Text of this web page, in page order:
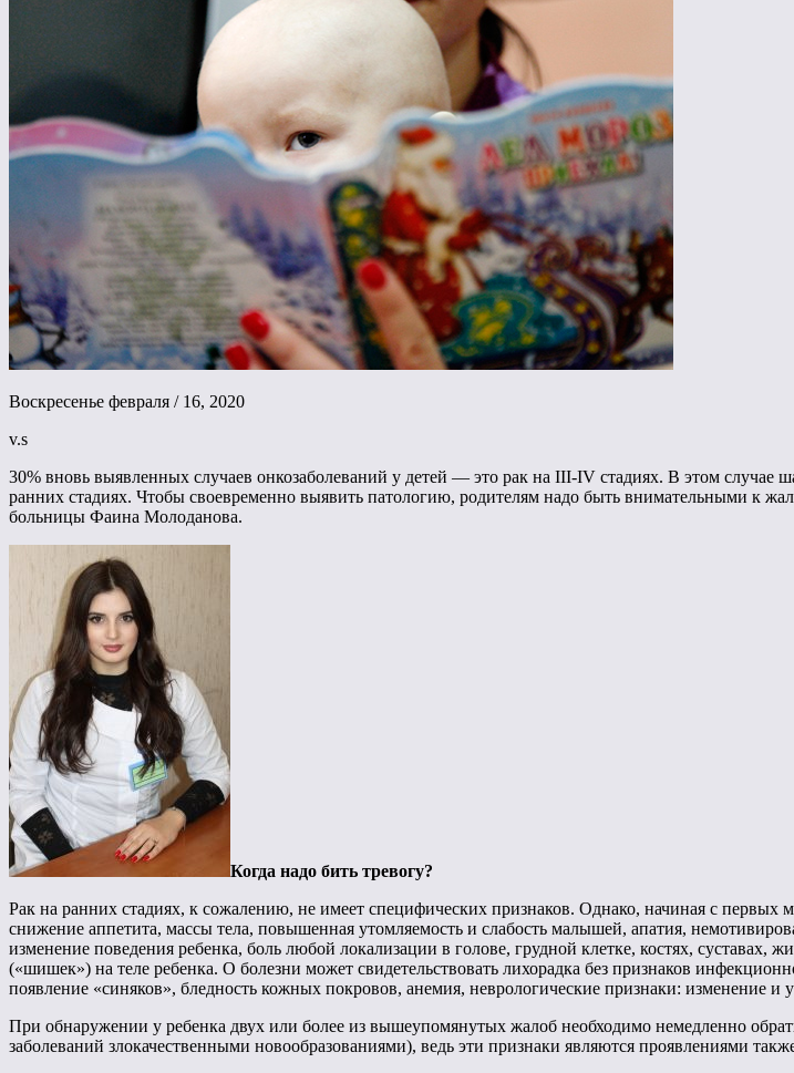
Воскресенье февраля / 16, 2020
v.s
30% вновь выявленных случаев онкозаболеваний у детей — это рак на III-IV стадиях. В этом случае
ранних стадиях. Чтобы своевременно выявить патологию, родителям надо быть внимательными к
больницы Фаина Молоданова.
Когда надо бить тревогу?
Рак на ранних стадиях, к сожалению, не имеет специфических признаков. Однако, начиная с первых
снижение аппетита, массы тела, повышенная утомляемость и слабость малышей, апатия,
изменение поведения ребенка, боль любой локализации в голове, грудной клетке, костях,
(«шишек») на теле ребенка. О болезни может свидетельствовать лихорадка без признаков
появление «синяков», бледность кожных покровов, анемия, неврологические признаки: изменение и
При обнаружении у ребенка двух или более из вышеупомянутых жалоб необходимо немедленно
заболеваний злокачественными новообразованиями), ведь эти признаки являются проявлениями